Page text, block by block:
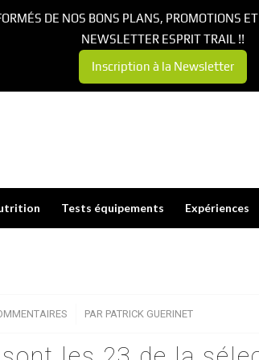
Tests équipements Expériences
/ PAR PATRICK GUERINET
DE NOS BONS PLANS, PROMOTIONS
NEWSLETTER ESPRIT TRAIL !!
Inscription à la Newsletter